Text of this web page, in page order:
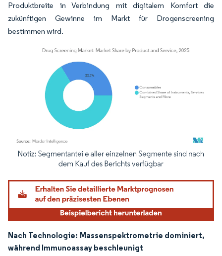
Produktbreite in Verbindung mit digitalem Komfort die
zukünftigen Gewinne im Markt für Drogenscreening
bestimmen wird.
Bild © Mordor Intelligence. Wiederverwendung erfordert Namensnennung
Nach Technologie: Massenspektrometrie dominiert,
während Immunoassay beschleunigt